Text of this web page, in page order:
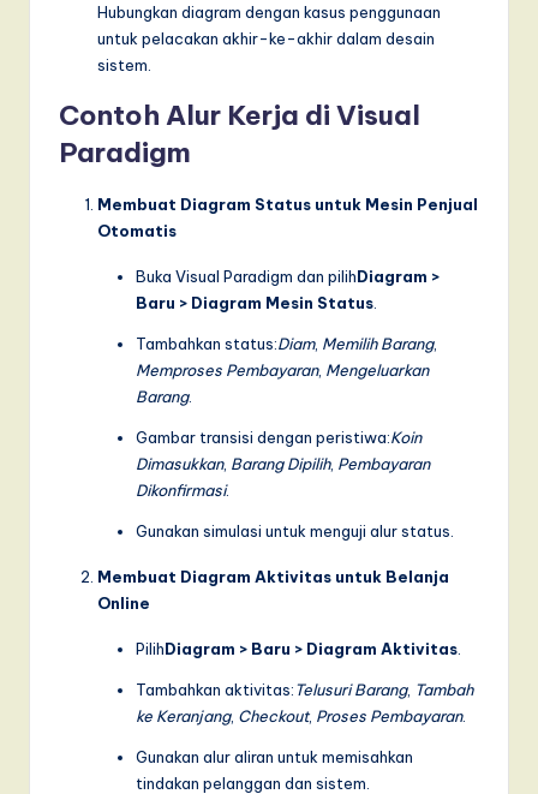
Hubungkan diagram dengan kasus penggunaan
untuk pelacakan akhir-ke-akhir dalam desain
sistem.
Contoh Alur Kerja di Visual
Paradigm
Membuat Diagram Status untuk Mesin Penjual
Otomatis
Buka Visual Paradigm dan pilihDiagram >
Baru > Diagram Mesin Status
Tambahkan status:Diam, Memilih Barang,
Memproses Pembayaran, Mengeluarkan
Barang.
Gambar transisi dengan peristiwa:Koin
Dimasukkan, Barang Dipilih, Pembayaran
Dikonfirmasi.
Gunakan simulasi untuk menguji alur status.
Membuat Diagram Aktivitas untuk Belanja
Online
PilihDiagram > Baru > Diagram Aktivitas
Tambahkan aktivitas:Telusuri Barang, Tambah
ke Keranjang, Checkout, Proses Pembayaran.
Gunakan alur aliran untuk memisahkan
tindakan pelanggan dan sistem.